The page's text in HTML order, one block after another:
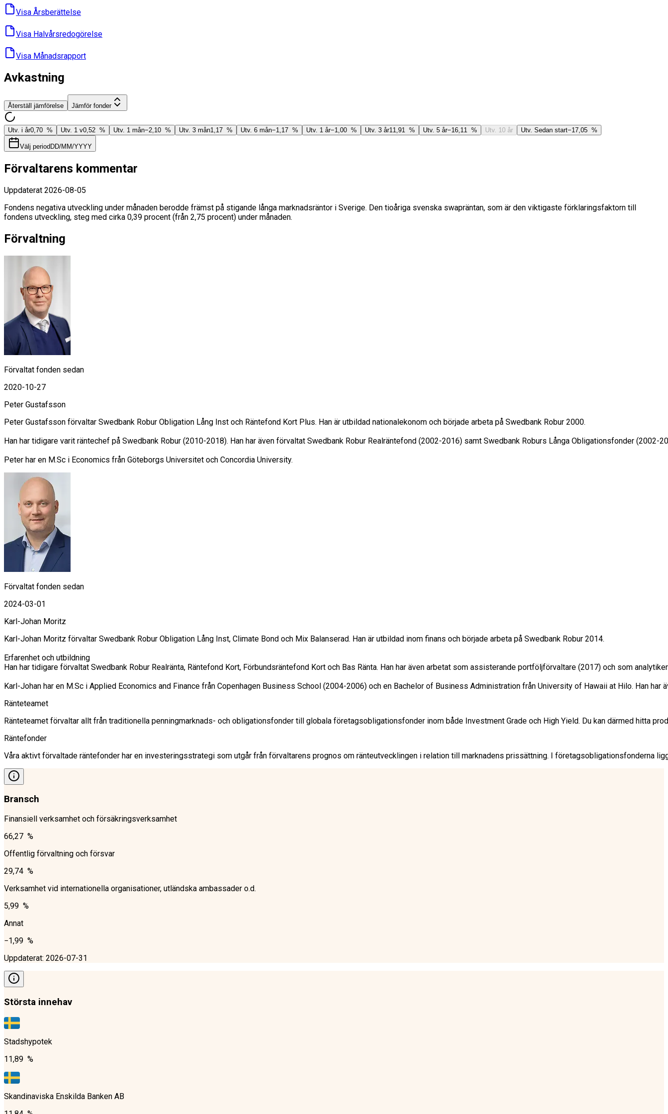
Visa Års­berättelse
Visa Halvårs­redogörelse
Visa Månads­rapport
Avkastning
Återställ jämförelse Jämför fonder
Utv. i år0,70 % Utv. 1 v0,52 % Utv. 1 mån−2,10 % Utv. 3 mån1,17 % Utv. 6 mån−1,17 % Utv. 1 år−1,00 % Utv. 3 år11,91 % Utv. 5 år−16,11 % Utv. 10 år Utv. Sedan start−17,05 %
Välj period DD/MM/YYYY
Förvaltarens kommentar
Uppdaterat 2026-08-05
Fondens negativa utveckling under månaden berodde främst på stigande långa marknadsräntor i Sverige. Den tioåriga svenska swapräntan, som är den viktigaste förklaringsfaktorn till
fondens utveckling, steg med cirka 0,39 procent (från 2,75 procent) under månaden.
Förvaltning
Förvaltat fonden sedan
2020-10-27
Peter Gustafsson
Peter Gustafsson förvaltar Swedbank Robur Obligation Lång Inst och Räntefond Kort Plus. Han är utbildad nationalekonom och började arbeta på Swedbank Robur 2000.
Han har tidigare varit räntechef på Swedbank Robur (2010-2018). Han har även förvaltat Swedbank Robur Realräntefond (2002-2016) samt Swedbank Roburs Långa Obligationsfonder
Peter har en M.Sc i Economics från Göteborgs Universitet och Concordia University.
Förvaltat fonden sedan
2024-03-01
Karl-Johan Moritz
Karl-Johan Moritz förvaltar Swedbank Robur Obligation Lång Inst, Climate Bond och Mix Balanserad. Han är utbildad inom finans och började arbeta på Swedbank Robur 2014.
Erfarenhet och utbildning
Han har tidigare förvaltat Swedbank Robur Realränta, Räntefond Kort, Förbundsräntefond Kort och Bas Ränta. Han har även arbetat som assisterande portföljförvaltare (2017) och som
Karl-Johan har en M.Sc i Applied Economics and Finance från Copenhagen Business School (2004-2006) och en Bachelor of Business Administration från University of Hawaii at Hilo. Han
Ränteteamet
Ränteteamet förvaltar allt från traditionella penningmarknads- och obligationsfonder till globala företagsobligationsfonder inom både Investment Grade och High Yield. Du kan därmed hitta
Räntefonder
Våra aktivt förvaltade räntefonder har en investeringsstrategi som utgår från förvaltarens prognos om ränteutvecklingen i relation till marknadens prissättning. I
Bransch
Finansiell verksamhet och försäkringsverksamhet
66,27 %
Offentlig förvaltning och försvar
29,74 %
Verksamhet vid internationella organisationer, utländska ambassader o.d.
5,99 %
Annat
−1,99 %
Uppdaterat: 2026-07-31
Största innehav
Stadshypotek
11,89 %
Skandinaviska Enskilda Banken AB